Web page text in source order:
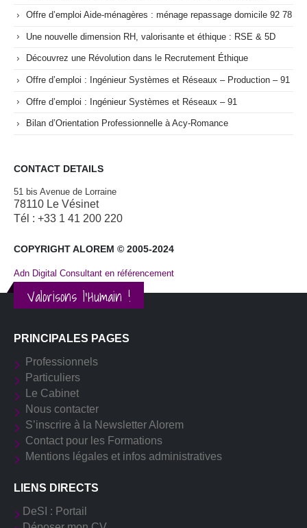
Offre d’emploi Aide-ménagères : ménage repassage domicile 92 78
Une nouvelle dimension RH, valorisante et éthique : RSE & 5D
Découvrez une Révolution dans le Recrutement Éthique
Offre d’emploi : Ingénieur Systèmes et Réseaux – Production – 91
Offre d’emploi : Ingénieur Systèmes et Réseaux – 91
Bilan d’Orientation Professionnelle à Acy-Romance
CONTACT DETAILS
51 bis Avenue de Lorraine
78110 Le Vésinet
Tél : +33 1 41 200 220
COPYRIGHT ALOREM © 2005-2024
Adn Digital Consultant en référencement
Valorisons l'Humain !
PRINCIPALES PAGES
Professionnels
Particuliers
Le Cabinet
Nous contacter
S’inscrire à la Newsletter Alorem
Contact pour les Formations
Mentions légales et infos administratives
LIENS DIRECTS
DeSI : Portail